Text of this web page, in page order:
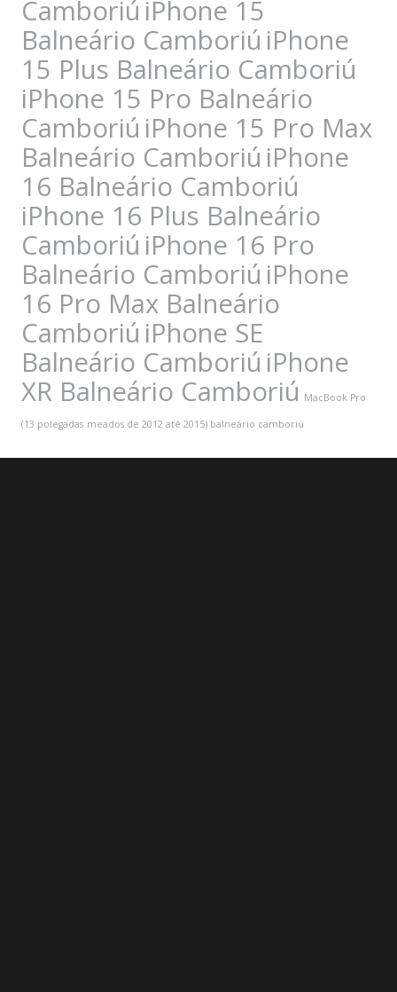
Camboriú iPhone 15
Balneário Camboriú iPhone
15 Plus Balneário Camboriú
iPhone 15 Pro Balneário
Camboriú iPhone 15 Pro Max
Balneário Camboriú iPhone
16 Balneário Camboriú
iPhone 16 Plus Balneário
Camboriú iPhone 16 Pro
Balneário Camboriú iPhone
16 Pro Max Balneário
Camboriú iPhone SE
Balneário Camboriú iPhone
XR Balneário Camboriú MacBook Pro
(13 polegadas meados de 2012 até 2015) balneário camboriú